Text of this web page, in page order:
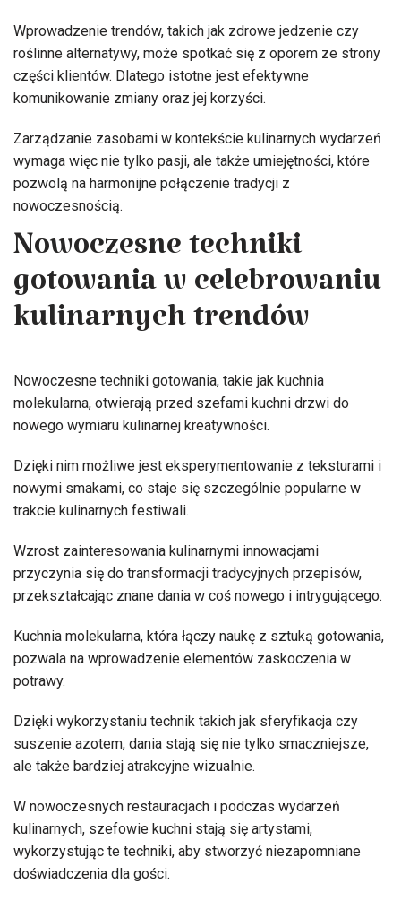
Wprowadzenie trendów, takich jak zdrowe jedzenie czy
roślinne alternatywy, może spotkać się z oporem ze strony
części klientów. Dlatego istotne jest efektywne
komunikowanie zmiany oraz jej korzyści.
Zarządzanie zasobami w kontekście kulinarnych wydarzeń
wymaga więc nie tylko pasji, ale także umiejętności, które
pozwolą na harmonijne połączenie tradycji z
nowoczesnością.
Nowoczesne techniki
gotowania w celebrowaniu
kulinarnych trendów
Nowoczesne techniki gotowania, takie jak kuchnia
molekularna, otwierają przed szefami kuchni drzwi do
nowego wymiaru kulinarnej kreatywności.
Dzięki nim możliwe jest eksperymentowanie z teksturami i
nowymi smakami, co staje się szczególnie popularne w
trakcie kulinarnych festiwali.
Wzrost zainteresowania kulinarnymi innowacjami
przyczynia się do transformacji tradycyjnych przepisów,
przekształcając znane dania w coś nowego i intrygującego.
Kuchnia molekularna, która łączy naukę z sztuką gotowania,
pozwala na wprowadzenie elementów zaskoczenia w
potrawy.
Dzięki wykorzystaniu technik takich jak sferyfikacja czy
suszenie azotem, dania stają się nie tylko smaczniejsze,
ale także bardziej atrakcyjne wizualnie.
W nowoczesnych restauracjach i podczas wydarzeń
kulinarnych, szefowie kuchni stają się artystami,
wykorzystując te techniki, aby stworzyć niezapomniane
doświadczenia dla gości.